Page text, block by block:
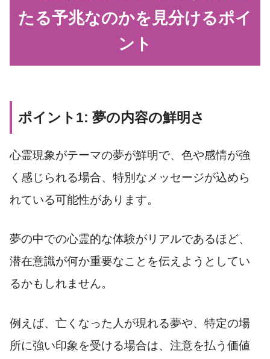
たる予兆なのかを見分けるポイ
ント
ポイント1: 夢の内容の鮮明さ
心霊現象がテーマの夢が鮮明で、色や感情が強
く感じられる場合、特別なメッセージが込めら
れている可能性があります。
夢の中での心霊的な体験がリアルであるほど、
潜在意識が何か重要なことを伝えようとしてい
るかもしれません。
例えば、亡くなった人が現れる夢や、特定の場
所に強い印象を受ける場合は、注意を払う価値